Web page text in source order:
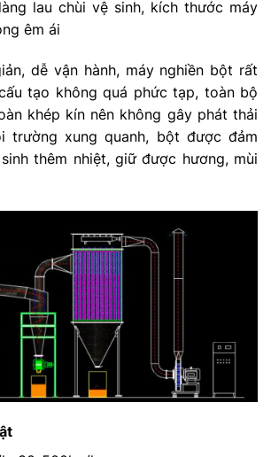
lau chùi vệ sinh, kích thước máy
êm ái
dễ vận hành, máy nghiền bột rất
tạo không quá phức tạp, toàn bộ
khép kín nên không gây phát thải
trường xung quanh, bột được đảm
thêm nhiệt, giữ được hương, mùi